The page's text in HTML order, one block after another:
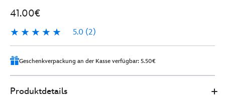
41.00€
5.0 (2)
5.0
2
Geschenkverpackung an der Kasse verfügbar: 5.50€
Store
41.00
Produktdetails